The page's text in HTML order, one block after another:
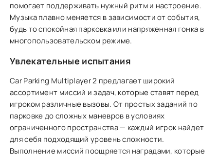
помогает поддерживать нужный ритм и настроение.
Музыка плавно меняется в зависимости от события,
будь то спокойная парковка или напряженная гонка в
многопользовательском режиме.
Увлекательные испытания
Car Parking Multiplayer 2 предлагает широкий
ассортимент миссий и задач, которые ставят перед
игроком различные вызовы. От простых заданий по
парковке до сложных маневров в условиях
ограниченного пространства — каждый игрок найдет
для себя подходящий уровень сложности.
Выполнение миссий поощряется наградами, которые